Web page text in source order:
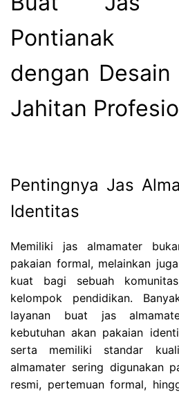
Pontianak
dengan Desain
Jahitan
Pentingnya Jas
Identitas
Memiliki jas almamater
pakaian formal, melainkan
kuat bagi sebuah
kelompok pendidikan.
layanan buat jas
kebutuhan akan pakaian
serta memiliki standar
almamater sering digunakan
resmi, pertemuan formal,